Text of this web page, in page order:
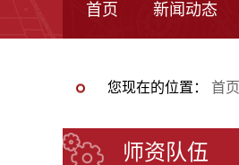
首页 新闻动态
您现在的位置： 首页
师资队伍